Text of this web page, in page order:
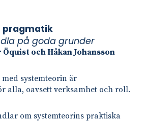
pragmatik
på goda grunder
och Håkan Johansson
systemteorin är
alla, oavsett verksamhet och roll.
om systemteorins praktiska